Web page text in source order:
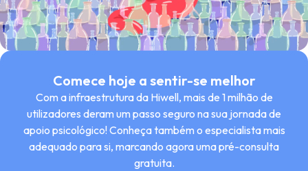
Comece hoje a sentir-se melhor
Com a infraestrutura da Hiwell, mais de 1 milhão de
utilizadores deram um passo seguro na sua jornada de
apoio psicológico! Conheça também o especialista mais
adequado para si, marcando agora uma pré-consulta
gratuita.